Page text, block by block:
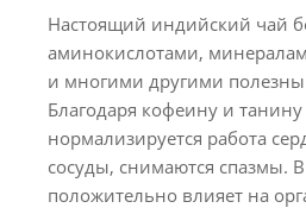
Настоящий индийский чай
аминокислотами,
и многими другими
Благодаря кофеину и танину
нормализируется работа
сосуды, снимаются спазмы.
положительно влияет на